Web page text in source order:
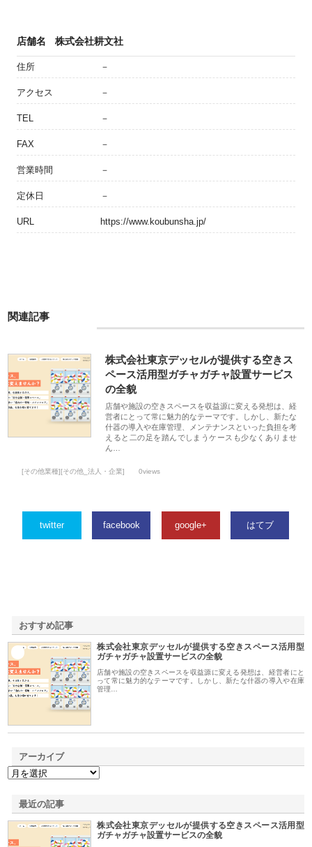
店舗名 株式会社耕文社
住所 －
アクセス －
TEL －
FAX －
営業時間 －
定休日 －
URL https://www.koubunsha.jp/
関連記事
株式会社東京デッセルが提供する空きス
ペース活用型ガチャガチャ設置サービス
の全貌
店舗や施設の空きスペースを収益源に変える発想は、経
営者にとって常に魅力的なテーマです。しかし、新たな
什器の導入や在庫管理、メンテナンスといった負担を考
えると二の足を踏んでしまうケースも少なくありませ
ん…
[その他業種][その他_法人・企業] 0views
twitter facebook google+ はてブ
おすすめ記事
株式会社東京デッセルが提供する空きスペース活用型
ガチャガチャ設置サービスの全貌
店舗や施設の空きスペースを収益源に変える発想は、経営者にと
って常に魅力的なテーマです。しかし、新たな什器の導入や在庫
管理…
アーカイブ
最近の記事
株式会社東京デッセルが提供する空きスペース活用型
ガチャガチャ設置サービスの全貌